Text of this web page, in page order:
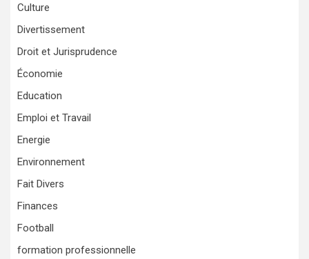
Culture
Divertissement
Droit et Jurisprudence
Économie
Education
Emploi et Travail
Energie
Environnement
Fait Divers
Finances
Football
formation professionnelle